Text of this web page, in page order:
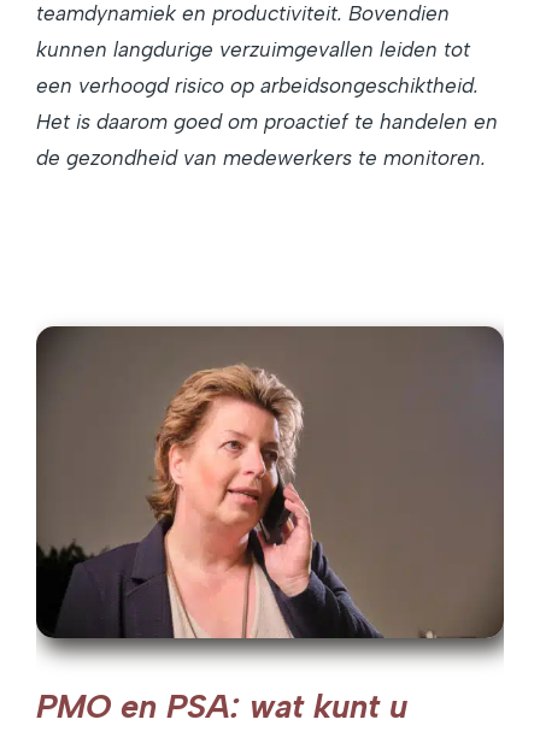
teamdynamiek en productiviteit. Bovendien
kunnen langdurige verzuimgevallen leiden tot
een verhoogd risico op arbeidsongeschiktheid.
Het is daarom goed om proactief te handelen en
de gezondheid van medewerkers te monitoren.
PMO en PSA: wat kunt u